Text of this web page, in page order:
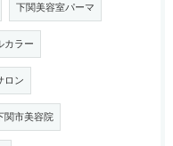
下関美容室パーマ
カラー
ロン
関市美容院